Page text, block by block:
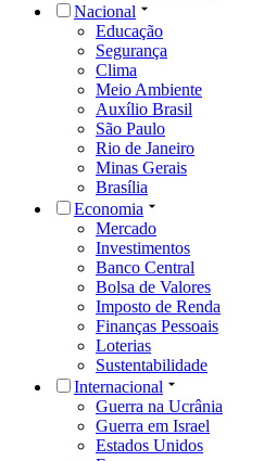
Nacional
Educação
Segurança
Clima
Meio Ambiente
Auxílio Brasil
São Paulo
Rio de Janeiro
Minas Gerais
Brasília
Economia
Mercado
Investimentos
Banco Central
Bolsa de Valores
Imposto de Renda
Finanças Pessoais
Loterias
Sustentabilidade
Internacional
Guerra na Ucrânia
Guerra em Israel
Estados Unidos